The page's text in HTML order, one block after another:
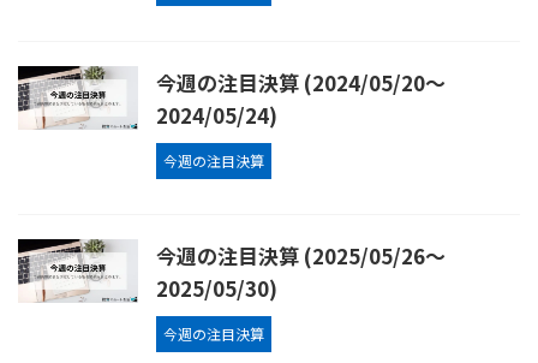
今週の注目決算 (2024/05/20〜
2024/05/24)
今週の注目決算
今週の注目決算 (2025/05/26〜
2025/05/30)
今週の注目決算